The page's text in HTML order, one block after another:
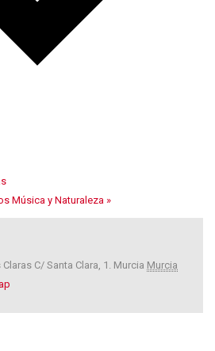
Música y Naturaleza »
C/ Santa Clara, 1. Murcia Murcia